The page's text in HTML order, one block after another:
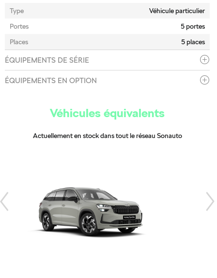
Type
Véhicule particulier
Portes
5 portes
Places
5 places
ÉQUIPEMENTS DE SÉRIE
ÉQUIPEMENTS EN OPTION
Véhicules équivalents
Actuellement en stock dans tout le réseau Sonauto